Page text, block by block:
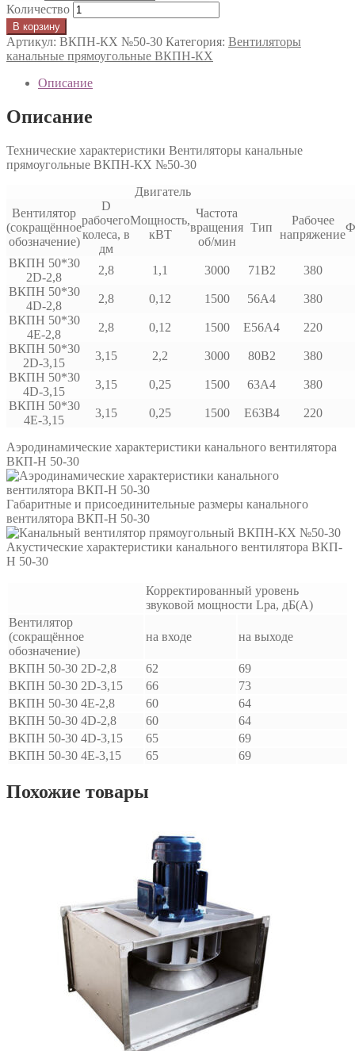
Количество
В корзину
Артикул: ВКПН-КХ №50-30 Категория: Вентиляторы
канальные прямоугольные ВКПН-КХ
Описание
Описание
Технические характеристики Вентиляторы канальные
прямоугольные ВКПН-КХ №50-30
Двигатель
Вентилятор
(сокращённое
обозначение)
D
рабочего
колеса, в
дм
Мощность,
кВТ
Частота
вращения
об/мин
Тип
Рабочее
напряжение
ВКПН 50*30
2D-2,8
2,8 1,1 3000 71B2
380
ВКПН 50*30
4D-2,8
2,8 0,12 1500 56A4
380
ВКПН 50*30
4E-2,8
2,8 0,12 1500 E56A4
220
ВКПН 50*30
2D-3,15
3,15 2,2 3000 80B2
380
ВКПН 50*30
4D-3,15
3,15 0,25 1500 63A4
380
ВКПН 50*30
4E-3,15
3,15 0,25 1500 E63B4 220
Аэродинамические характеристики канального вентилятора
ВКП-Н 50-30
Габаритные и присоединительные размеры канального
вентилятора ВКП-Н 50-30
Акустические характеристики канального вентилятора ВКП-
Н 50-30
Корректированный уровень
звуковой мощности Lpa, дБ(А)
Вентилятор
(сокращённое
обозначение)
на входе на выходе
ВКПН 50-30 2D-2,8 62
69
ВКПН 50-30 2D-3,15
66
73
ВКПН 50-30 4E-2,8
60
64
ВКПН 50-30 4D-2,8
60
64
ВКПН 50-30 4D-3,15
65
69
ВКПН 50-30 4E-3,15
65 69
Похожие товары